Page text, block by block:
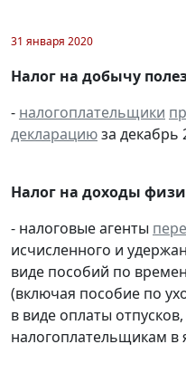
31 января 2020
Налог на добычу
- налогоплательщики
декларациюза декабрь
Налог на доходы
- налоговые агенты
исчисленного и
виде пособий по
(включая пособие по
в виде оплаты
налогоплательщикам в